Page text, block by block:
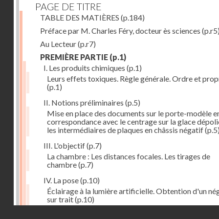
PAGE DE TITRE
TABLE DES MATIÈRES (p.184)
Préface par M. Charles Féry, docteur ès sciences
Au Lecteur(p.r7)
PREMIÈRE PARTIE (p.1)
I. Les produits chimiques (p.1)
Leurs effets toxiques. Règle générale. Ordre et
(p.1)
II. Notions préliminaires (p.5)
Mise en place des documents sur le porte-modèle
correspondance avec le centrage sur la glace
les intermédiaires de plaques en châssis négatif
III. L'objectif(p.7)
La chambre : Les distances focales. Les tirages de
chambre(p.7)
IV. La pose(p.10)
Éclairage à la lumière artificielle. Obtention d'un
sur trait(p.10)